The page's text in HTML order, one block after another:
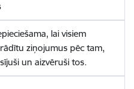
lai visiem
ziņojumus pēc tam,
un aizvēruši tos.